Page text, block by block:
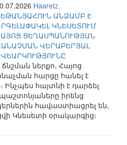
Haaretz.
ԱՆՁԱՄԲ Է
ԿՆԵՍԵՏՈՒՄ
ՑԵՂԱՍՊԱՆՈՒԹՅԱՆ
ՎԵՐԱԲԵՐՅԱԼ
ներքո, Հայոց
հարցը հանել է
հայտնի է դարձել
պաշտոնյաները իրենց
հավաստիացրել են,
Կնեսետի օրակարգից։